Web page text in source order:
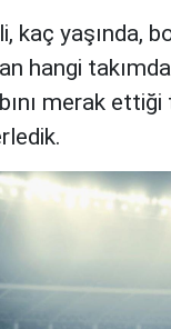
kaç yaşında,
hangi
merak